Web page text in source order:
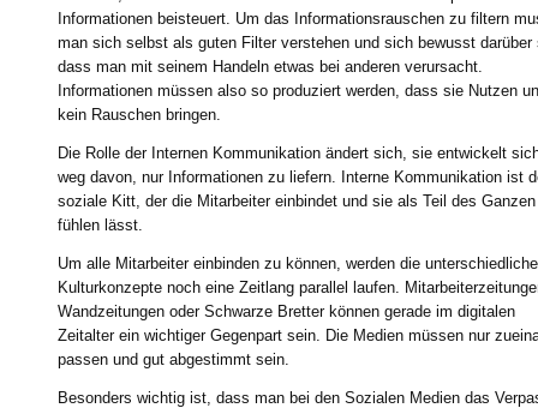
Informationen beisteuert. Um das Informationsrauschen zu filtern
man sich selbst als guten Filter verstehen und sich bewusst darüber
dass man mit seinem Handeln etwas bei anderen verursacht.
Informationen müssen also so produziert werden, dass sie Nutzen
kein Rauschen bringen.
Die Rolle der Internen Kommunikation ändert sich, sie entwickelt
weg davon, nur Informationen zu liefern. Interne Kommunikation ist
soziale Kitt, der die Mitarbeiter einbindet und sie als Teil des Ganzen
fühlen lässt.
Um alle Mitarbeiter einbinden zu können, werden die
Kulturkonzepte noch eine Zeitlang parallel laufen.
Wandzeitungen oder Schwarze Bretter können gerade im digitalen
Zeitalter ein wichtiger Gegenpart sein. Die Medien müssen nur
passen und gut abgestimmt sein.
Besonders wichtig ist, dass man bei den Sozialen Medien das